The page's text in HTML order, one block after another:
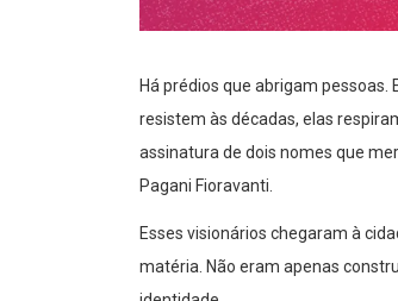
Há prédios que abrigam
resistem às décadas, elas
assinatura de dois nomes que
Pagani Fioravanti.
Esses visionários chegaram à
matéria. Não eram apenas